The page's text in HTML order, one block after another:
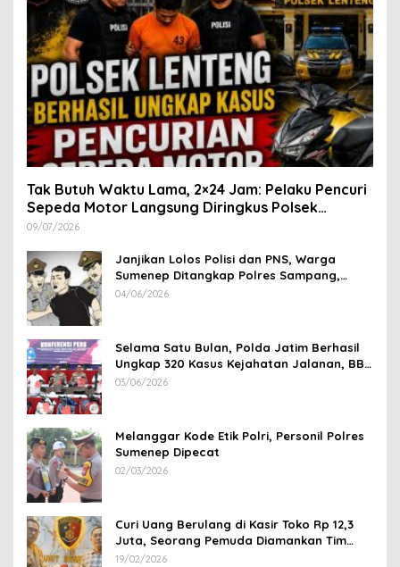
Tak Butuh Waktu Lama, 2×24 Jam: Pelaku Pencuri
Sepeda Motor Langsung Diringkus Polsek
Lenteng di Wilayah Manding
09/07/2026
Janjikan Lolos Polisi dan PNS, Warga
Sumenep Ditangkap Polres Sampang,
Korban Rugi Rp 600 juta
04/06/2026
Selama Satu Bulan, Polda Jatim Berhasil
Ungkap 320 Kasus Kejahatan Jalanan, BB
100 Sepeda Motor dan 12 Mobil Diamankan
03/06/2026
Melanggar Kode Etik Polri, Personil Polres
Sumenep Dipecat
02/03/2026
Curi Uang Berulang di Kasir Toko Rp 12,3
Juta, Seorang Pemuda Diamankan Tim
Reskrim Polsek Lenteng Sumenep
19/02/2026